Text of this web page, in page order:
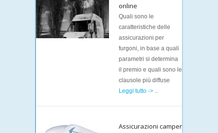
online
Quali sono le
caratteristiche delle
assicurazioni per
furgoni, in base a quali
parametri si determina
il premio e quali sono le
clausole più diffuse
Leggi tutto -> ..
Assicurazioni camper